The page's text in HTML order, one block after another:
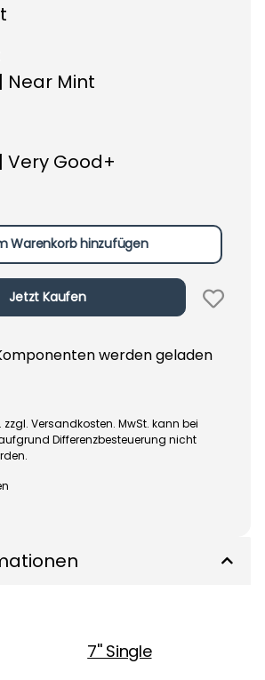
Mint
Good+
Warenkorb hinzufügen
Jetzt Kaufen
werden geladen
zzgl. Versandkosten. MwSt. kann bei
Differenzbesteuerung nicht
7'' Single